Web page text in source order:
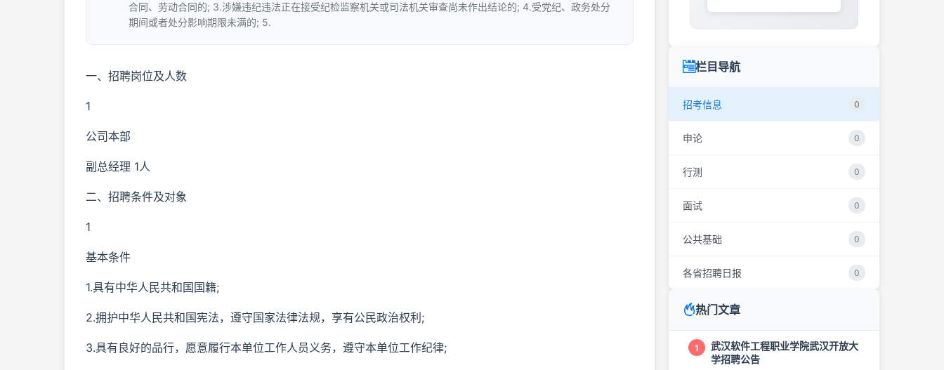
合同、劳动合同的; 3.涉嫌违纪违法正在接受纪检监察机关或司法机关审查尚未作出结论的; 4.受党纪、政务处分
期间或者处分影响期限未满的; 5.
一、招聘岗位及人数
1
公司本部
副总经理 1人
二、招聘条件及对象
1
基本条件
1.具有中华人民共和国国籍;
2.拥护中华人民共和国宪法，遵守国家法律法规，享有公民政治权利;
3.具有良好的品行，愿意履行本单位工作人员义务，遵守本单位工作纪律;
栏目导航
招考信息 0
申论 0
行测 0
面试 0
公共基础 0
各省招聘日报 0
热门文章
1
武汉软件工程职业学院武汉开放大
学招聘公告